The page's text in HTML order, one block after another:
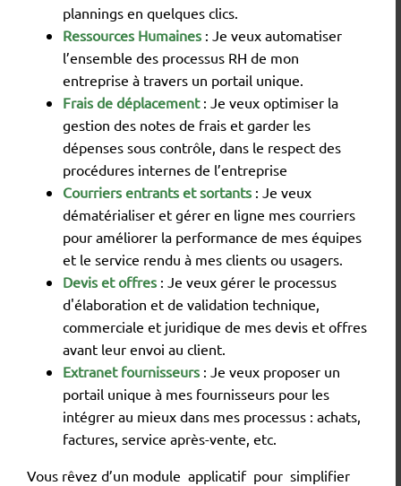
plannings en quelques clics.
Ressources Humaines : Je veux automatiser
l’ensemble des processus RH de mon
entreprise à travers un portail unique.
Frais de déplacement: Je veux optimiser la
gestion des notes de frais et garder les
dépenses sous contrôle, dans le respect des
procédures internes de l’entreprise
Courriers entrants et sortants : Je veux
dématérialiser et gérer en ligne mes courriers
pour améliorer la performance de mes équipes
et le service rendu à mes clients ou usagers.
Devis et offres : Je veux gérer le processus
d'élaboration et de validation technique,
commerciale et juridique de mes devis et offres
avant leur envoi au client.
Extranet fournisseurs : Je veux proposer un
portail unique à mes fournisseurs pour les
intégrer au mieux dans mes processus : achats,
factures, service après-vente, etc.
Vous rêvez d’un module applicatif pour simplifier